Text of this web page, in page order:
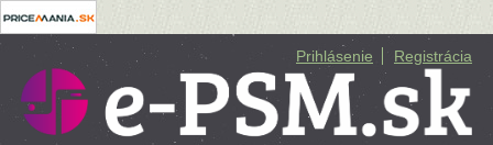
Prihlásenie Registrácia